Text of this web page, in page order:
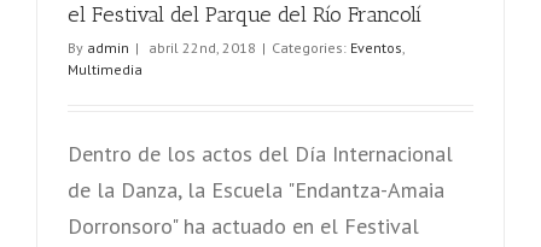
el Festival del Parque del Río Francolí
By admin | abril 22nd, 2018 | Categories: Eventos,
Multimedia
Dentro de los actos del Día Internacional
de la Danza, la Escuela "Endantza-Amaia
Dorronsoro" ha actuado en el Festival